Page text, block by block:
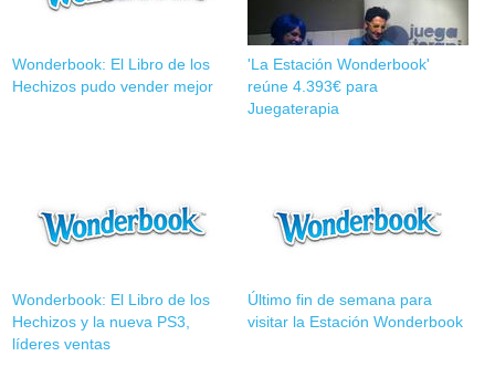
Wonderbook: El Libro de los
Hechizos pudo vender mejor
'La Estación Wonderbook'
reúne 4.393€ para
Juegaterapia
Wonderbook: El Libro de los
Hechizos y la nueva PS3,
líderes ventas
Último fin de semana para
visitar la Estación Wonderbook